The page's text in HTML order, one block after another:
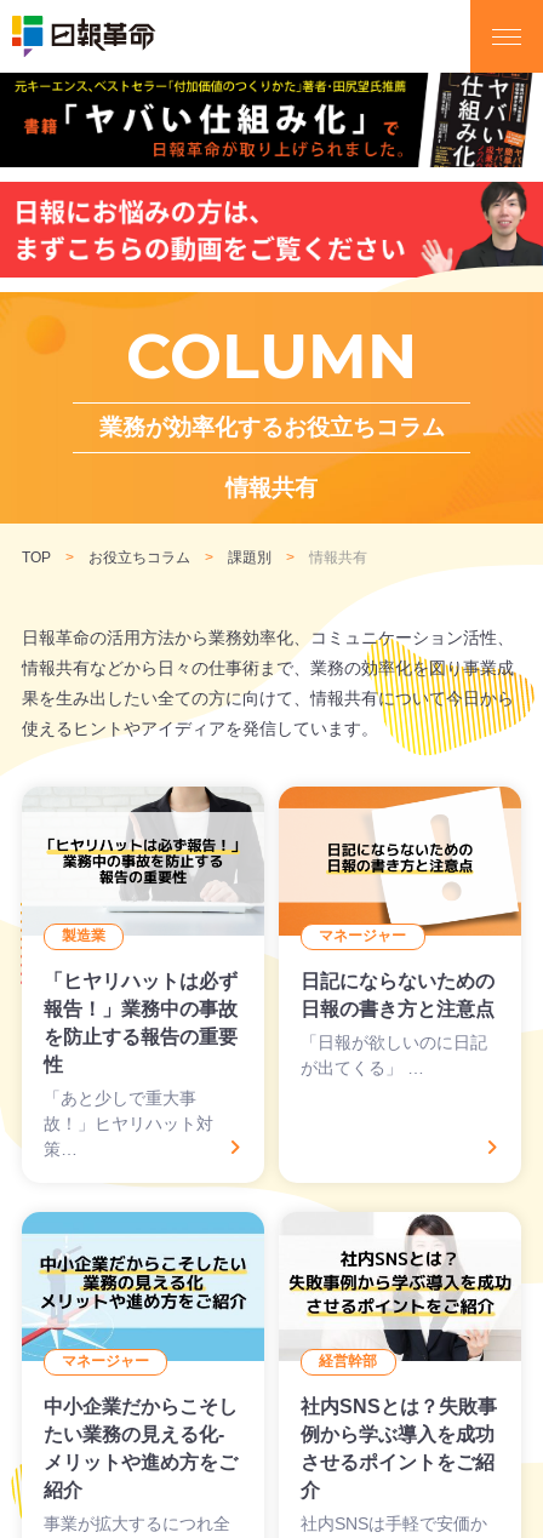
COLUMN
業務が効率化するお役立ちコラム
情報共有
TOP お役立ちコラム 課題別 情報共有
日報革命の活用方法から業務効率化、コミュニケーション活性、
情報共有などから日々の仕事術まで、業務の効率化を図り事業成
果を生み出したい全ての方に向けて、情報共有について今日から
使えるヒントやアイディアを発信しています。
製造業
「ヒヤリハットは必ず
報告！」業務中の事故
を防止する報告の重要
性
「あと少しで重大事
故！」ヒヤリハット対
策…
マネージャー
日記にならないための
日報の書き方と注意点
「日報が欲しいのに日記
が出てくる」 …
マネージャー
中小企業だからこそし
たい業務の見える化-
メリットや進め方をご
紹介
事業が拡大するにつれ全
経営幹部
社内SNSとは？失敗事
例から学ぶ導入を成功
させるポイントをご紹
介
社内SNSは手軽で安価か